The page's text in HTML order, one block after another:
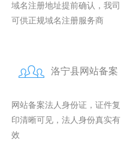
域名注册地址提前确认，我司
可供正规域名注册服务商
洛宁县网站备案
网站备案法人身份证，证件复
印清晰可见，法人身份真实有
效